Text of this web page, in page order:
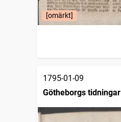
[omärkt]
1795-01-09
Götheborgs tidningar